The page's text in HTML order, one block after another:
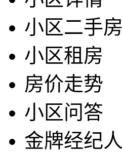
小区二手房
小区租房
房价走势
小区问答
金牌经纪人